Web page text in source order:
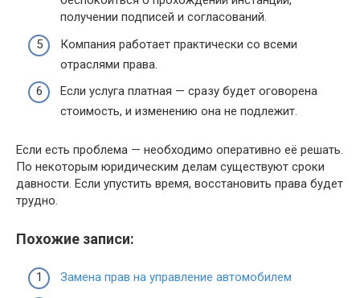
получении подписей и согласований.
Компания работает практически со всеми
отраслями права.
Если услуга платная — сразу будет оговорена
стоимость, и изменению она не подлежит.
Если есть проблема — необходимо оперативно её решать.
По некоторым юридическим делам существуют сроки
давности. Если упустить время, восстановить права будет
трудно.
Похожие записи:
Замена прав на управление автомобилем